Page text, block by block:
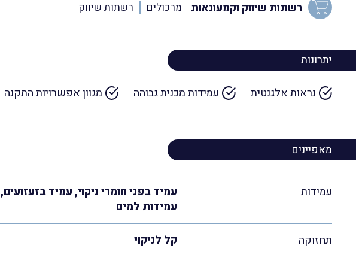
רשתות שיווק וקמעונאות מרכולים רשתות שיווק
יתרונות
נראות אלגנטית עמידות מכנית גבוהה מגוון אפשרויות התקנה
מאפיינים
עמידות
עמיד בפני חומרי ניקוי, עמיד בזעזועים,
עמידות למים
תחזוקה קל לניקוי